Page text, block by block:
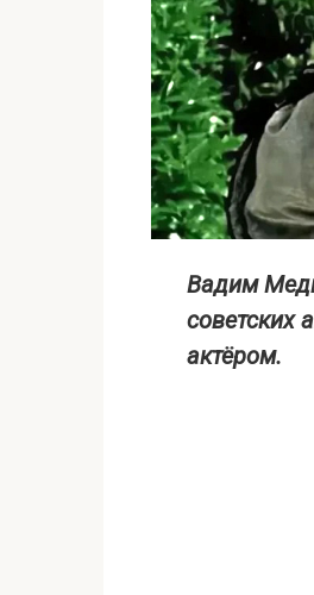
Вадим
советских
актёром.